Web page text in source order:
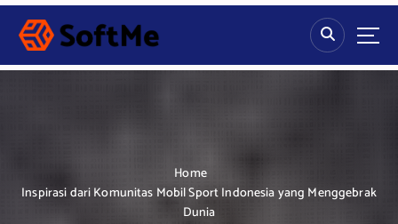
S
p
Home
Inspirasi dari Komunitas Mobil Sport Indonesia yang Menggebrak
Dunia